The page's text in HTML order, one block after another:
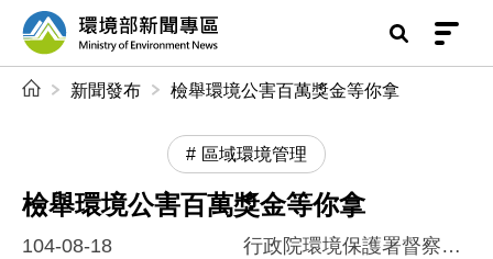
前往中央內容區塊
環境部新聞專區
新聞發布 檢舉環境公害百萬獎金等你拿
區域環境管理
檢舉環境公害百萬獎金等你拿
104-08-18 行政院環境保護署督察總隊